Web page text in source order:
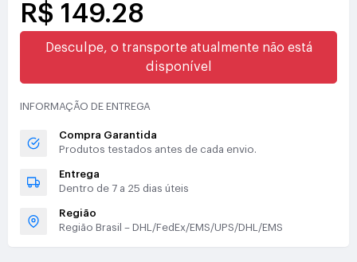
R$ 149.28
Desculpe, o transporte atualmente não está
disponível
INFORMAÇÃO DE ENTREGA
Compra Garantida
Produtos testados antes de cada envio.
Entrega
Dentro de 7 a 25 dias úteis
Região
Região Brasil – DHL/FedEx/EMS/UPS/DHL/EMS